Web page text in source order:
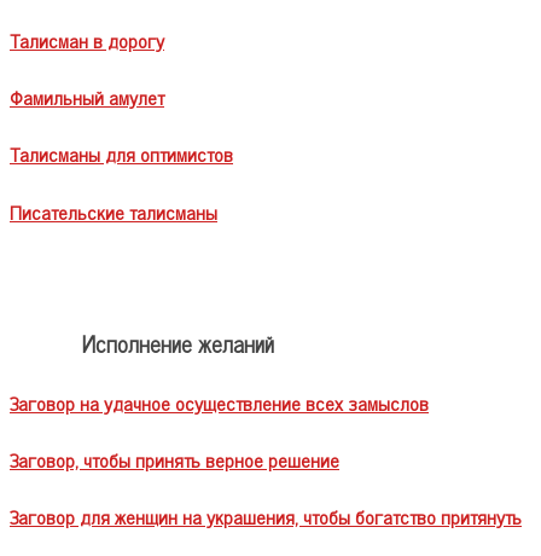
Талисман в дорогу
Фамильный амулет
Талисманы для оптимистов
Писательские талисманы
Исполнение желаний
Заговор на удачное осуществление всех замыслов
Заговор, чтобы принять верное решение
Заговор для женщин на украшения, чтобы богатство притянуть